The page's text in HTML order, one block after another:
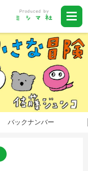
バックナンバー